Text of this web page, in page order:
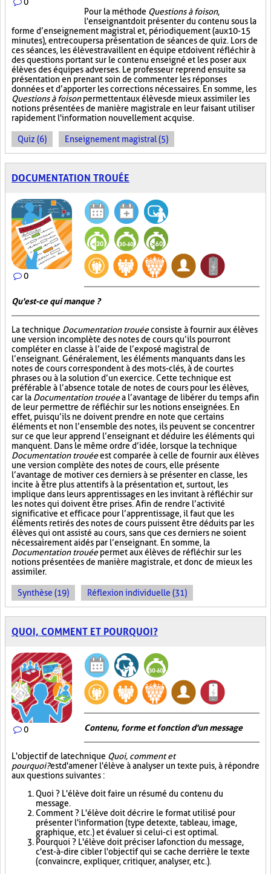
Pour la méthode Questions à foison,
l'enseignant doit présenter du contenu sous la
forme d’enseignement magistral et, périodiquement (aux 10-15
minutes), entrecouper sa présentation de séances de quiz. Lors de
ces séances, les élèves travaillent en équipe et doivent réfléchir à
des questions portant sur le contenu enseigné et les poser aux
élèves des équipes adverses. Le professeur reprend ensuite sa
présentation en prenant soin de commenter les réponses
données et d’apporter les corrections nécessaires. En somme, les
Questions à foisonpermettent aux élèves de mieux assimiler les
notions présentées de manière magistrale en leur faisant utiliser
rapidement l'information nouvellement acquise.
Quiz (6) Enseignement magistral (5)
DOCUMENTATION TROUÉE
0
Qu'est-ce qui manque ?
La technique Documentation trouéeconsiste à fournir aux élèves
une version incomplète des notes de cours qu’ils pourront
compléter en classe à l’aide de l’exposé magistral de
l’enseignant. Généralement, les éléments manquants dans les
notes de cours correspondent à des mots-clés, à de courtes
phrases ou à la solution d’un exercice. Cette technique est
préférable à l’absence totale de notes de cours pour les élèves,
car la Documentation trouéea l’avantage de libérer du temps afin
de leur permettre de réfléchir sur les notions enseignées. En
effet, puisqu’ils ne doivent prendre en note que certains
éléments et non l’ensemble des notes, ils peuvent se concentrer
sur ce que leur apprend l’enseignant et déduire les éléments qui
manquent. Dans le même ordre d’idée, lorsque la technique
Documentation trouéeest comparée à celle de fournir aux élèves
une version complète des notes de cours, elle présente
l’avantage de motiver ces derniers à se présenter en classe, les
incite à être plus attentifs à la présentation et, surtout, les
implique dans leurs apprentissages en les invitant à réfléchir sur
les notes qui doivent être prises. Afin de rendre l’activité
significative et efficace pour l’apprentissage, il faut que les
éléments retirés des notes de cours puissent être déduits par les
élèves qui ont assisté au cours, sans que ces derniers ne soient
nécessairement aidés par l’enseignant. En somme, la
Documentation trouéepermet aux élèves de réfléchir sur les
notions présentées de manière magistrale, et donc de mieux les
assimiler.
Synthèse (19) Réflexion individuelle (31)
QUOI, COMMENT ET POURQUOI?
0 Contenu, forme et fonction d'un message
L'objectif de la technique Quoi, comment et
pourquoi?est d'amener l'élève à analyser un texte puis, à répondre
aux questions suivantes :
Quoi ? L'élève doit faire un résumé du contenu du
message.
Comment ? L'élève doit décrire le format utilisé pour
présenter l'information (type de texte, tableau, image,
graphique, etc.) et évaluer si celui-ci est optimal.
Pourquoi ? L'élève doit préciser la fonction du message,
c'est-à-dire cibler l'objectif qui se cache derrière le texte
(convaincre, expliquer, critiquer, analyser, etc.).